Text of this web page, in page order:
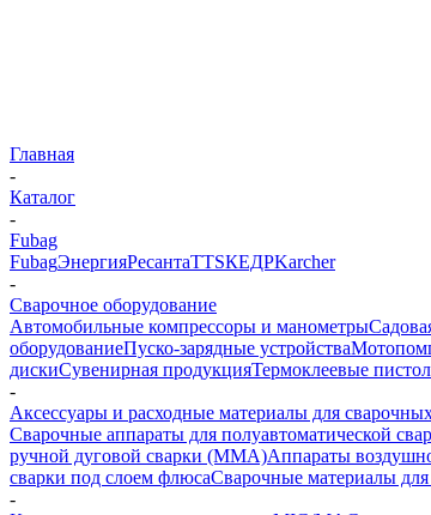
Главная
-
Каталог
-
Fubag
FubagЭнергияРесантаTTSКЕДРKarcher
-
Сварочное оборудование
Автомобильные компрессоры и манометры
оборудованиеПуско-зарядные устройства
дискиСувенирная продукцияТермоклеевые
-
Аксессуары и расходные материалы для
Сварочные аппараты для полуавтоматической
ручной дуговой сварки (MMA)Аппараты
сварки под слоем флюсаСварочные материалы для
-